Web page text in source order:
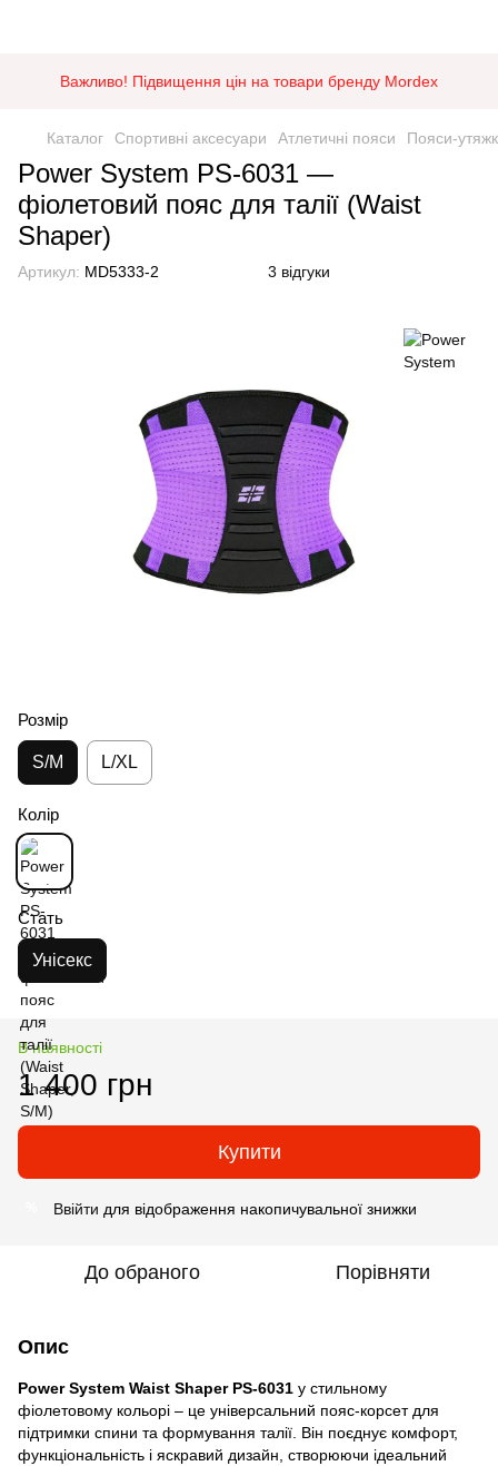
Важливо! Підвищення цін на товари бренду Mordex
Каталог Спортивні аксесуари Атлетичні пояси Пояси-
Power System PS-6031 —
фіолетовий пояс для талії (Waist
Shaper)
Артикул: MD5333-2 3 відгуки
Розмір
S/M L/XL
Колір
Стать
Унісекс
В наявності
1 400 грн
Купити
Ввійти для відображення накопичувальної знижки
До обраного Порівняти
Опис
Power System Waist Shaper PS-6031 у стильному
фіолетовому кольорі – це універсальний пояс-корсет для
підтримки спини та формування талії. Він поєднує комфорт,
функціональність і яскравий дизайн, створюючи ідеальний